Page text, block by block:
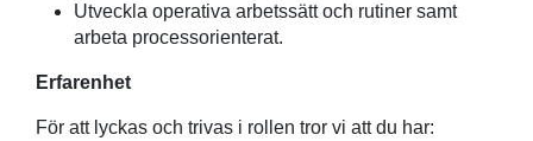
Utveckla operativa arbetssätt och rutiner samt
arbeta processorienterat.
Erfarenhet
För att lyckas och trivas i rollen tror vi att du har: